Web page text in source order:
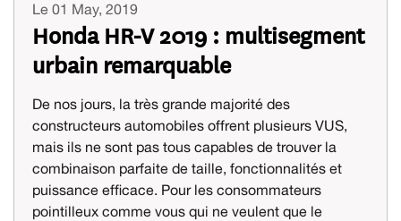
Le 01 May, 2019
Honda HR-V 2019 : multisegment
urbain remarquable
De nos jours, la très grande majorité des
constructeurs automobiles offrent plusieurs VUS,
mais ils ne sont pas tous capables de trouver la
combinaison parfaite de taille, fonctionnalités et
puissance efficace. Pour les consommateurs
pointilleux comme vous qui ne veulent que le